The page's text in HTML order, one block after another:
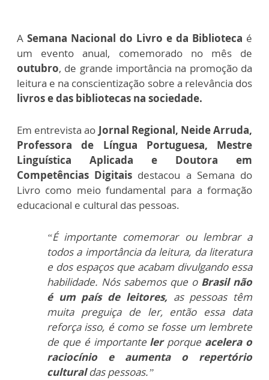
A Semana Nacional do Livro e da Biblioteca é
um evento anual, comemorado no mês de
outubro, de grande importância na promoção da
leitura e na conscientização sobre a relevância dos
livros e das bibliotecas na sociedade.
Em entrevista ao Jornal Regional, Neide Arruda,
Professora de Língua Portuguesa, Mestre
Linguística Aplicada e Doutora em
Competências Digitais destacou a Semana do
Livro como meio fundamental para a formação
educacional e cultural das pessoas.
“É importante comemorar ou lembrar a
todos a importância da leitura, da literatura
e dos espaços que acabam divulgando essa
habilidade. Nós sabemos que o Brasil não
é um país de leitores, as pessoas têm
muita preguiça de ler, então essa data
reforça isso, é como se fosse um lembrete
de que é importante lerporque acelera o
raciocínio e aumenta o repertório
culturaldas pessoas.”